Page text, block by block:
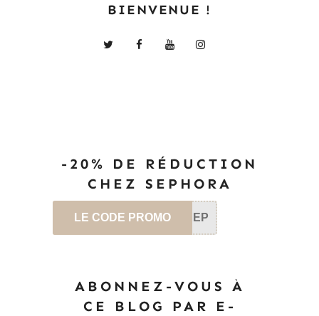
BIENVENUE !
-20% DE RÉDUCTION
CHEZ SEPHORA
LE CODE PROMO SEP
ABONNEZ-VOUS À
CE BLOG PAR E-